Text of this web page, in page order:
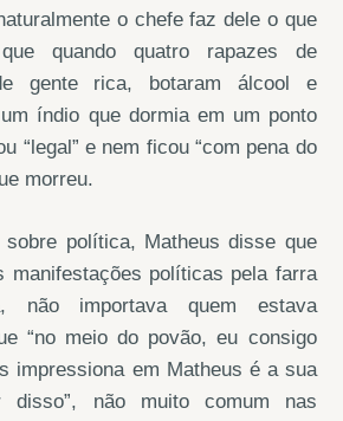
o chefe faz dele o que
quando quatro rapazes de
gente rica, botaram álcool e
índio que dormia em um ponto
“legal” e nem ficou “com pena do
morreu.
sobre política, Matheus disse que
manifestações políticas pela farra
não importava quem estava
“no meio do povão, eu consigo
impressiona em Matheus é a sua
disso”, não muito comum nas